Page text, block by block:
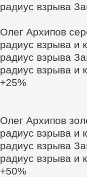
радиус взрыва
Олег Архипов
радиус взрыва и
радиус взрыва
радиус взрыва и
+25%
Олег Архипов
радиус взрыва и
радиус взрыва
радиус взрыва и
+50%